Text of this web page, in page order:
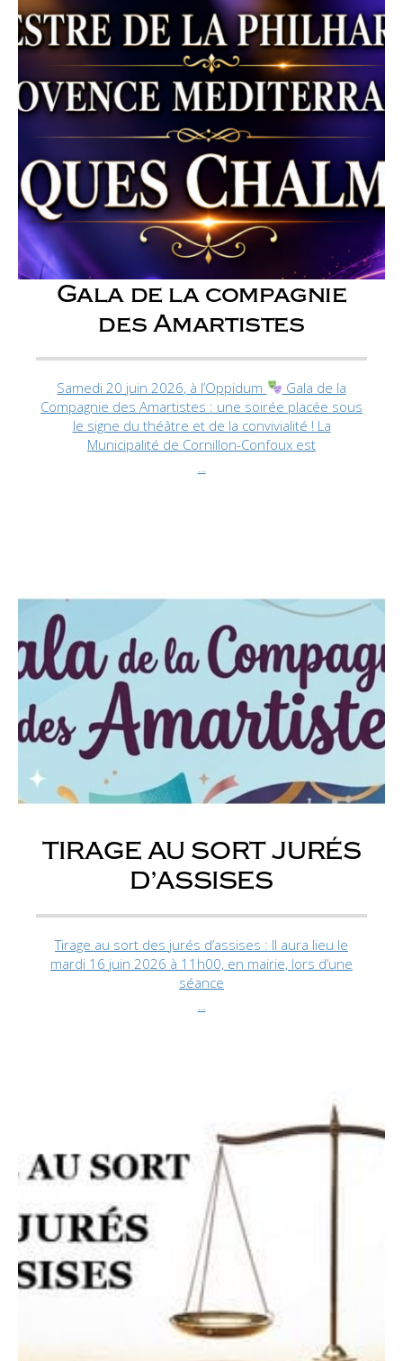
Gala de la compagnie
des Amartistes
Samedi 20 juin 2026, à l’Oppidum
Gala de la
Compagnie des Amartistes : une soirée placée sous
le signe du théâtre et de la convivialité ! La
Municipalité de Cornillon-Confoux est
...
TIRAGE AU SORT JURÉS
D’ASSISES
Tirage au sort des jurés d’assises : Il aura lieu le
mardi 16 juin 2026 à 11h00, en mairie, lors d’une
séance
...